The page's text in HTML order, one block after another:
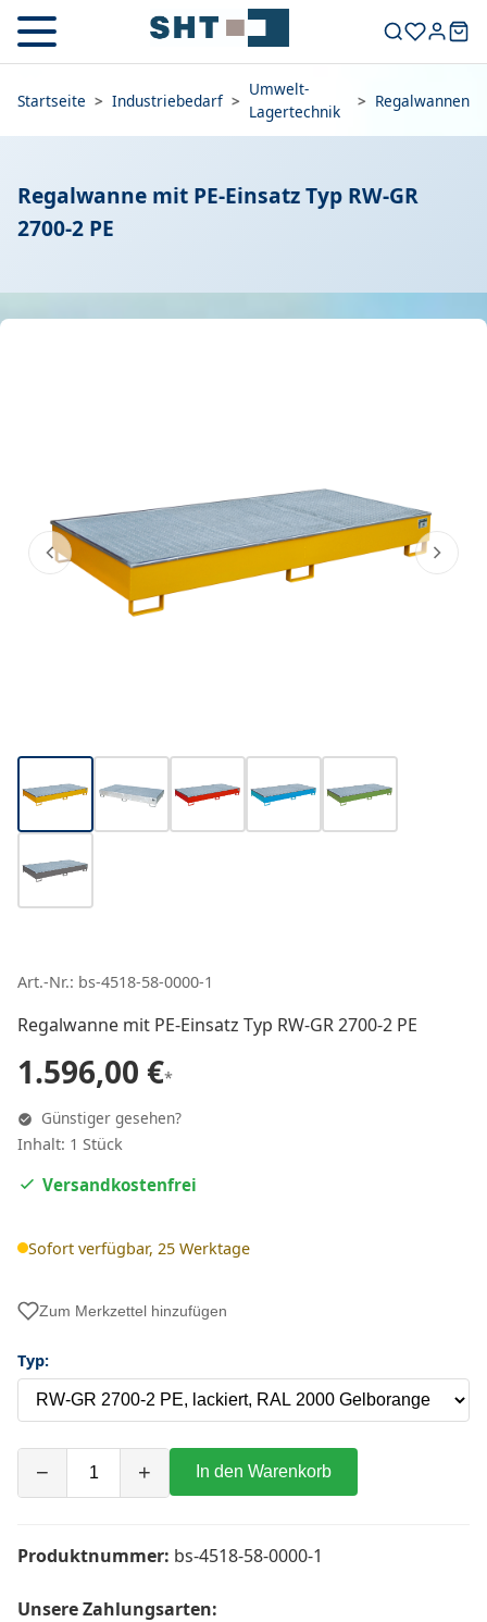
Startseite > Industriebedarf >
Umwelt-
Lagertechnik
> Regalwannen
Regalwanne mit PE-Einsatz Typ RW-GR
2700-2 PE
Art.-Nr.: bs-4518-58-0000-1
Regalwanne mit PE-Einsatz Typ RW-GR 2700-2 PE
1.596,00 €*
Günstiger gesehen?
Inhalt: 1 Stück
Versandkostenfrei
Sofort verfügbar, 25 Werktage
Zum Merkzettel hinzufügen
Typ:
− + In den Warenkorb
Produktnummer: bs-4518-58-0000-1
Unsere Zahlungsarten: